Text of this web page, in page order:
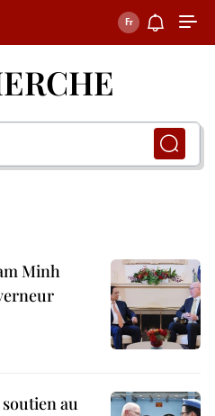
Minh
au